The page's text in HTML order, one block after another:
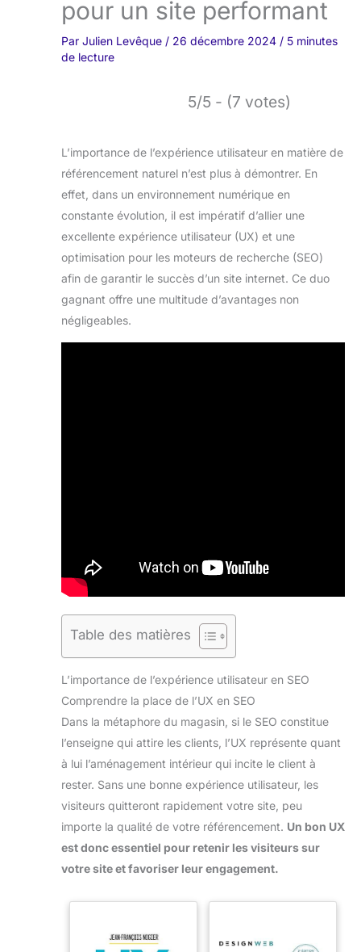
pour un site performant
Par Julien Levêque / 26 décembre 2024 / 5 minutes
de lecture
5/5 - (7 votes)
L’importance de l’expérience utilisateur en matière de
référencement naturel n’est plus à démontrer. En
effet, dans un environnement numérique en
constante évolution, il est impératif d’allier une
excellente expérience utilisateur (UX) et une
optimisation pour les moteurs de recherche (SEO)
afin de garantir le succès d’un site internet. Ce duo
gagnant offre une multitude d’avantages non
négligeables.
Table des matières
L’importance de l’expérience utilisateur en SEO
Comprendre la place de l’UX en SEO
Dans la métaphore du magasin, si le SEO constitue
l’enseigne qui attire les clients, l’UX représente quant
à lui l’aménagement intérieur qui incite le client à
rester. Sans une bonne expérience utilisateur, les
visiteurs quitteront rapidement votre site, peu
importe la qualité de votre référencement. Un bon UX
est donc essentiel pour retenir les visiteurs sur
votre site et favoriser leur engagement.